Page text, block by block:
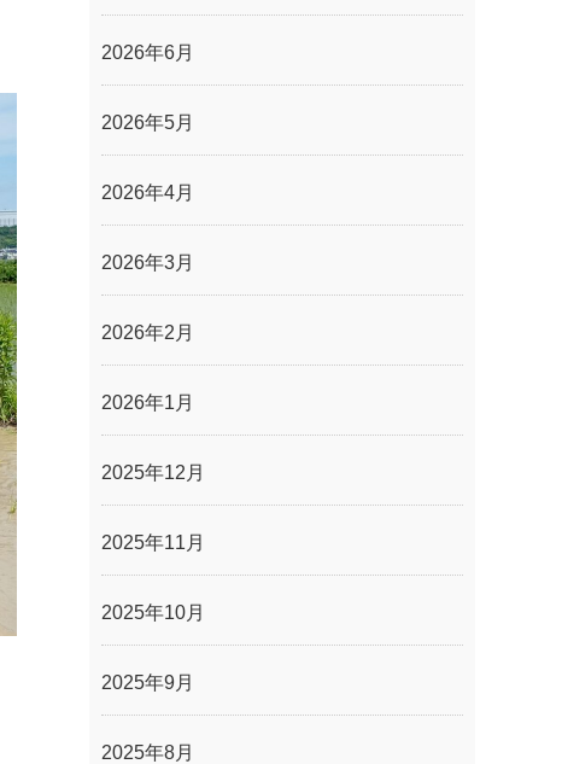
2026年6月
2026年5月
2026年4月
2026年3月
2026年2月
2026年1月
2025年12月
2025年11月
2025年10月
2025年9月
2025年8月